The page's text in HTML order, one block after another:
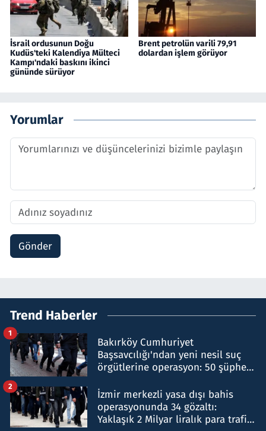
İsrail ordusunun Doğu
Kudüs'teki Kalendiya Mülteci
Kampı'ndaki baskını ikinci
gününde sürüyor
Brent petrolün varili 79,91
dolardan işlem görüyor
Yorumlar
Gönder
Trend Haberler
Bakırköy Cumhuriyet
Başsavcılığı'ndan yeni nesil suç
örgütlerine operasyon: 50 şüpheli
1
İzmir merkezli yasa dışı bahis
operasyonunda 34 gözaltı:
Yaklaşık 2 Milyar liralık para trafiği
2